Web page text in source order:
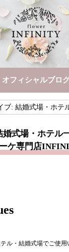
オフィシャルブロ
ブ: 結婚式場・ホテ
式場・ホテル
ケ専門店
ル・結婚式場でご使